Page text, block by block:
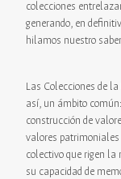
colecciones
generando, en
hilamos nuestro
Las Colecciones de
así, un ámbito
construcción de
valores
colectivo que rigen la
su capacidad de